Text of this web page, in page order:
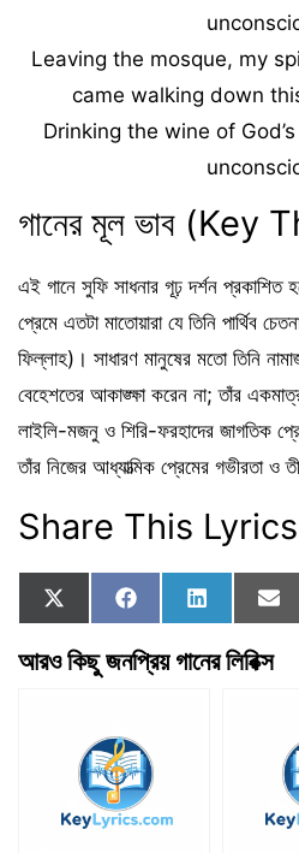
Leaving the mosque, my
came walking down
Drinking the wine of
গানের মূল ভাব (Key
এই গানে সুফি সাধনার গূঢ় দর্শন
প্রেমে এতটা মাতোয়ারা যে তিনি পার্থিব
ফিল্লাহ)। সাধারণ মানুষের মতো তিনি
বেহেশতের আকাঙ্ক্ষা করেন না; তাঁর
লাইলি-মজনু ও শিরি-ফরহাদের জাগতিক
তাঁর নিজের আধ্যাত্মিক প্রেমের গভীরতা ও
Share This
Share
on
X
(
T
w
Share
on
F
a
c
e
k
Share
on
L
i
k
E
m
আরও কিছু জনপ্রিয় গানের লিরিক্স